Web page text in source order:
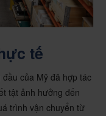
tế
của Mỹ đã hợp tác
tật ảnh hưởng đến
trình vận chuyển từ